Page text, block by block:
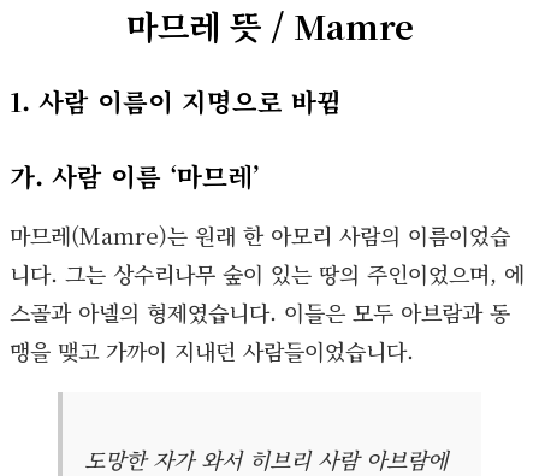
마므레 뜻 / Mamre
1. 사람 이름이 지명으로 바뀜
가. 사람 이름 ‘마므레’
마므레(Mamre)는 원래 한 아모리 사람의 이름이었습
니다. 그는 상수리나무 숲이 있는 땅의 주인이었으며, 에
스골과 아넬의 형제였습니다. 이들은 모두 아브람과 동
맹을 맺고 가까이 지내던 사람들이었습니다.
도망한 자가 와서 히브리 사람 아브람에